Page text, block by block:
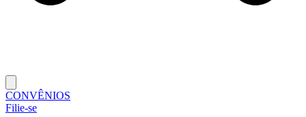
CONVÊNIOS
Filie-se